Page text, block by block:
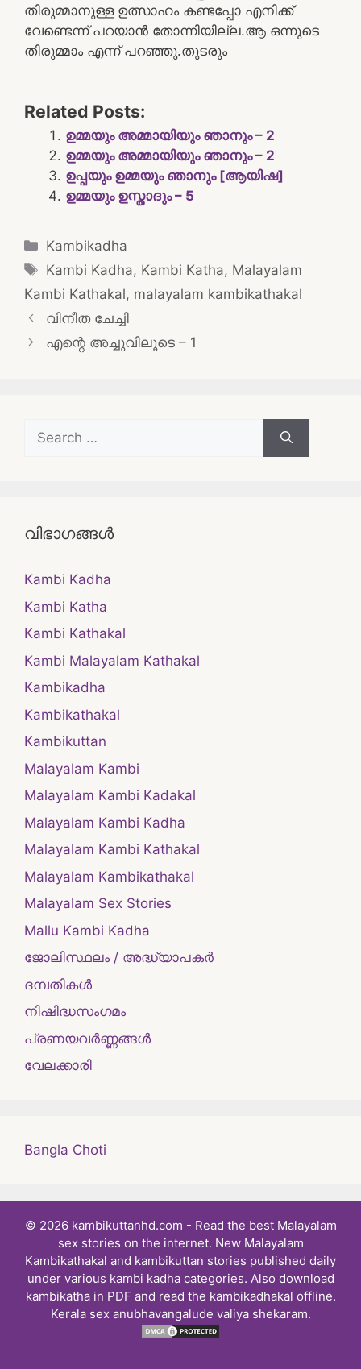
തിരുമ്മാനുള്ള ഉത്സാഹം കണ്ടപ്പോ എനിക്ക്
വേണ്ടെന്ന് പറയാൻ തോന്നിയില്ല.ആ ഒന്നുടെ
തിരുമ്മാം എന്ന് പറഞ്ഞു.തുടരും
Related Posts:
ഉമ്മയും അമ്മായിയും ഞാനും – 2
ഉമ്മയും അമ്മായിയും ഞാനും – 2
ഉപ്പയും ഉമ്മയും ഞാനും [ആയിഷ]
ഉമ്മയും ഉസ്താദും – 5
Categories
Kambikadha
Tags
Kambi Kadha, Kambi Katha, Malayalam
Kambi Kathakal, malayalam kambikathakal
Post
navigation
വിനീത ചേച്ചി
എന്റെ അച്ചുവിലൂടെ – 1
Search
for:
വിഭാഗങ്ങൾ
Kambi Kadha
Kambi Katha
Kambi Kathakal
Kambi Malayalam Kathakal
Kambikadha
Kambikathakal
Kambikuttan
Malayalam Kambi
Malayalam Kambi Kadakal
Malayalam Kambi Kadha
Malayalam Kambi Kathakal
Malayalam Kambikathakal
Malayalam Sex Stories
Mallu Kambi Kadha
ജോലിസ്ഥലം / അദ്ധ്യാപകർ
ദമ്പതികള്‍
നിഷിദ്ധസംഗമം
പ്രണയവർണ്ണങ്ങൾ
വേലക്കാരി
Bangla Choti
© 2026 kambikuttanhd.com - Read the best Malayalam
sex stories on the internet. New Malayalam
Kambikathakal and kambikuttan stories published daily
under various kambi kadha categories. Also download
kambikatha in PDF and read the kambikadhakal offline.
Kerala sex anubhavangalude valiya shekaram.